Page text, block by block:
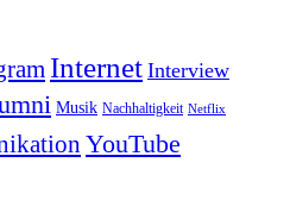
Internet Interview
Musik Nachhaltigkeit Netflix
YouTube